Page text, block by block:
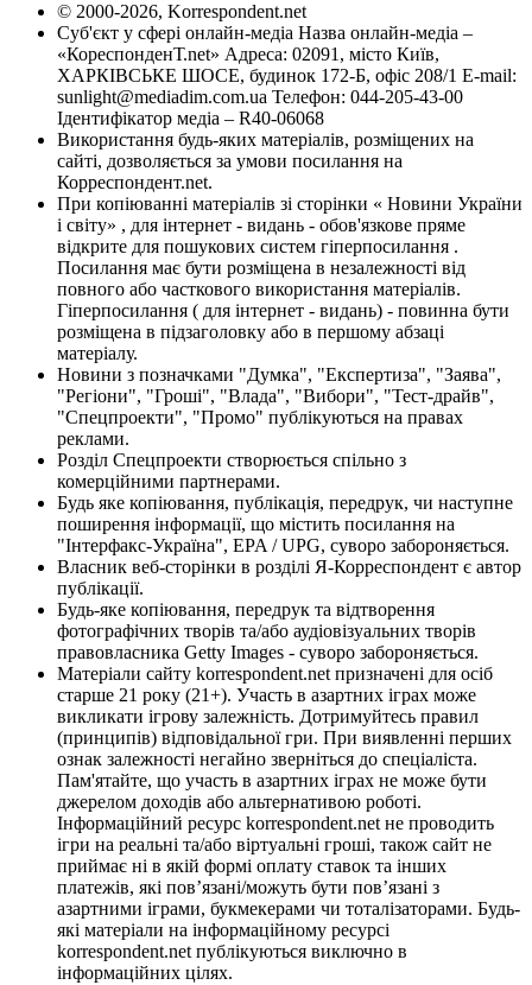
© 2000-2026, Korrespondent.net
Суб'єкт у сфері онлайн-медіа Назва онлайн-медіа –
«КореспонденТ.net» Адреса: 02091, місто Київ,
ХАРКІВСЬКЕ ШОСЕ, будинок 172-Б, офіс 208/1 E-mail:
sunlight@mediadim.com.ua Телефон: 044-205-43-00
Ідентифікатор медіа – R40-06068
Використання будь-яких матеріалів, розміщених на
сайті, дозволяється за умови посилання на
Корреспондент.net.
При копіюванні матеріалів зі сторінки « Новини України
і світу» , для інтернет - видань - обов'язкове пряме
відкрите для пошукових систем гіперпосилання .
Посилання має бути розміщена в незалежності від
повного або часткового використання матеріалів.
Гіперпосилання ( для інтернет - видань) - повинна бути
розміщена в підзаголовку або в першому абзаці
матеріалу.
Новини з позначками "Думка", "Експертиза", "Заява",
"Регіони", "Гроші", "Влада", "Вибори", "Тест-драйв",
"Спецпроекти", "Промо" публікуються на правах
реклами.
Розділ Спецпроекти створюється спільно з
комерційними партнерами.
Будь яке копіювання, публікація, передрук, чи наступне
поширення інформації, що містить посилання на
"Інтерфакс-Україна", EPA / UPG, суворо забороняється.
Власник веб-сторінки в розділі Я-Корреспондент є автор
публікації.
Будь-яке копіювання, передрук та відтворення
фотографічних творів та/або аудіовізуальних творів
правовласника Getty Images - суворо забороняється.
Матеріали сайту korrespondent.net призначені для осіб
старше 21 року (21+). Участь в азартних іграх може
викликати ігрову залежність. Дотримуйтесь правил
(принципів) відповідальної гри. При виявленні перших
ознак залежності негайно зверніться до спеціаліста.
Пам'ятайте, що участь в азартних іграх не може бути
джерелом доходів або альтернативою роботі.
Інформаційний ресурс korrespondent.net не проводить
ігри на реальні та/або віртуальні гроші, також сайт не
приймає ні в якій формі оплату ставок та інших
платежів, які пов’язані/можуть бути пов’язані з
азартними іграми, букмекерами чи тоталізаторами. Будь-
які матеріали на інформаційному ресурсі
korrespondent.net публікуються виключно в
інформаційних цілях.